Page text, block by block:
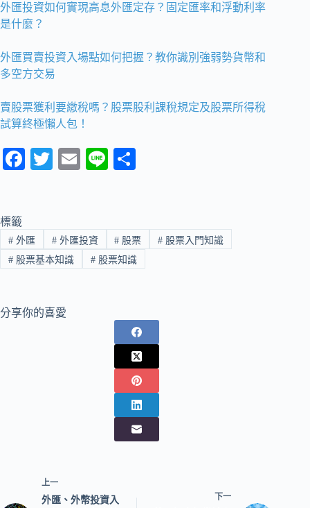
外匯投資如何實現高息外匯定存？固定匯率和浮動利率
是什麼？
外匯買賣投資入場點如何把握？教你識別強弱勢貨幣和
多空方交易
賣股票獲利要繳稅嗎？股票股利課稅規定及股票所得稅
試算終極懶人包！
Fa
ok
T
r
E
Li
標籤
#外匯 #外匯投資 # 股票 # 股票入門知識
#股票基本知識 #股票知識
分享你的喜愛
上一
外匯、外幣投資入
下一